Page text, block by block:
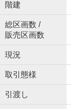
階建
総区画数 /
販売区画数
現況
取引態様
引渡し